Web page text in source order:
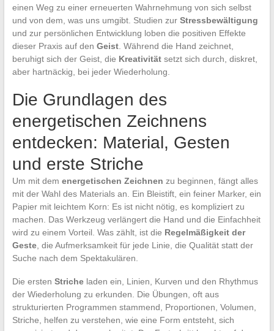
einen Weg zu einer erneuerten Wahrnehmung von sich selbst
und von dem, was uns umgibt. Studien zur Stressbewältigung
und zur persönlichen Entwicklung loben die positiven Effekte
dieser Praxis auf den Geist. Während die Hand zeichnet,
beruhigt sich der Geist, die Kreativitätsetzt sich durch, diskret,
aber hartnäckig, bei jeder Wiederholung.
Die Grundlagen des
energetischen Zeichnens
entdecken: Material, Gesten
und erste Striche
Um mit dem energetischen Zeichnen zu beginnen, fängt alles
mit der Wahl des Materials an. Ein Bleistift, ein feiner Marker, ein
Papier mit leichtem Korn: Es ist nicht nötig, es kompliziert zu
machen. Das Werkzeug verlängert die Hand und die Einfachheit
wird zu einem Vorteil. Was zählt, ist die Regelmäßigkeit der
Geste, die Aufmerksamkeit für jede Linie, die Qualität statt der
Suche nach dem Spektakulären.
Die ersten Stricheladen ein, Linien, Kurven und den Rhythmus
der Wiederholung zu erkunden. Die Übungen, oft aus
strukturierten Programmen stammend, Proportionen, Volumen,
Striche, helfen zu verstehen, wie eine Form entsteht, sich